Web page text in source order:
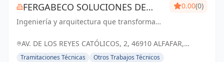
FERGABECO SOLUCIONES DE
INGENIERÍA
Ingeniería y arquitectura que transforma
futuro de Valencia.
0.00(0)
AV. DE LOS REYES CATÓLICOS, 2, 46910 ALFAFAR,
VALENCIA, ESPAÑA, España
Tramitaciones Técnicas
Otros Trabajos Técnicos